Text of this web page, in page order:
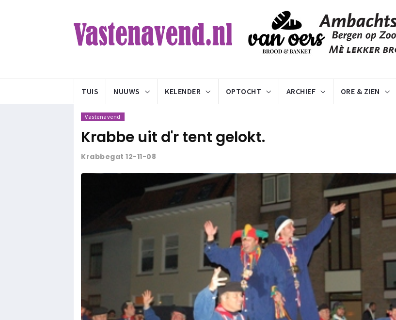
TUIS NUUWS KELENDER OPTOCHT ARCHIEF ORE & ZIEN
Vastenavend
Krabbe uit d'r tent gelokt.
Krabbegat 12-11-08